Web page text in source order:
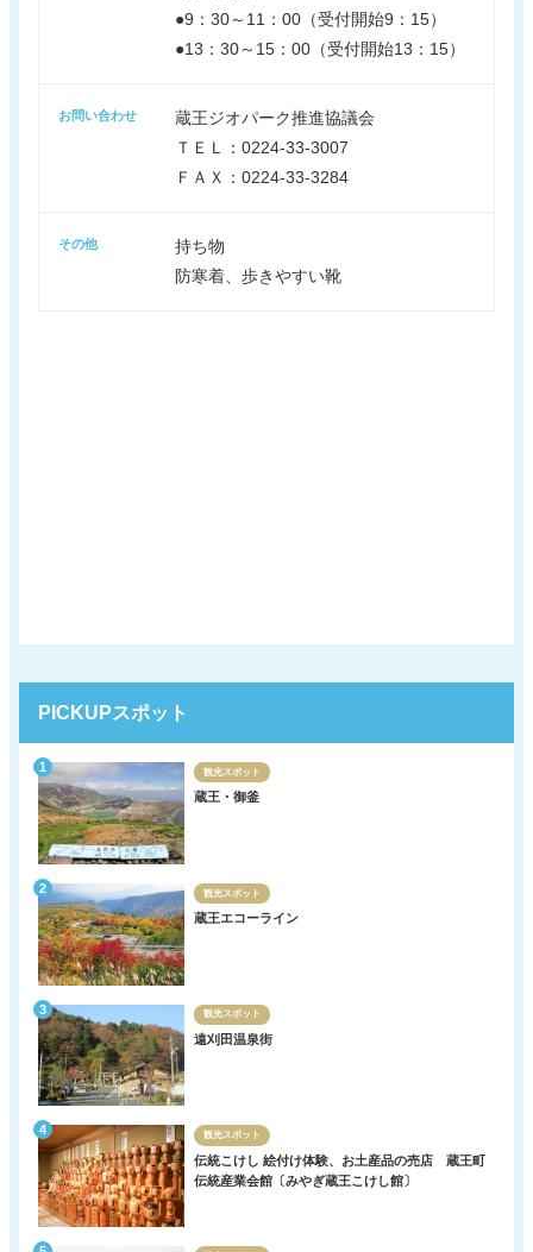
●9：30～11：00（受付開始9：15）
●13：30～15：00（受付開始13：15）
お問い合わせ
蔵王ジオパーク推進協議会
ＴＥＬ：0224-33-3007
ＦＡＸ：0224-33-3284
その他
持ち物
防寒着、歩きやすい靴
PICKUPスポット
観光スポット
蔵王・御釜
観光スポット
蔵王エコーライン
観光スポット
遠刈田温泉街
観光スポット
伝統こけし 絵付け体験、お土産品の売店 蔵王町
伝統産業会館〔みやぎ蔵王こけし館〕